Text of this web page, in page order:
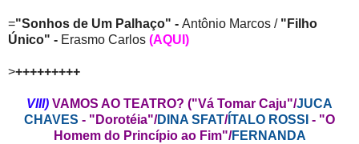
="Sonhos de Um Palhaço" - Antônio Marcos / "Filho
Único" - Erasmo Carlos (AQUI)
>+++++++++
VIII) VAMOS AO TEATRO? ("Vá Tomar Caju"/JUCA
CHAVES - "Dorotéia"/DINA SFAT/ÍTALO ROSSI - "O
Homem do Princípio ao Fim"/FERNANDA